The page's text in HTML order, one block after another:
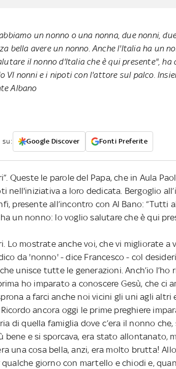
un nonno o una nonna, due nonni,
bella avere un nonno. Anche l'Italia ha un
il nonno d'Italia che è qui presente",
VI nonni e i nipoti con l'attore sul palco.
Albano
su: Google Discover Fonti Preferite
Queste le parole del Papa, che in Aula
nell'iniziativa a loro dedicata. Bergoglio
presente all’incontro con Al Bano: “Tutti
un nonno: lo voglio salutare che è qui
Lo mostrate anche voi, che vi migliorate a
da 'nonno' - dice Francesco - col
unisce tutte le generazioni. Anch’io l’ho
ho imparato a conoscere Gesù, che ci
a farci anche noi vicini gli uni agli altri
ancora oggi le prime preghiere
di quella famiglia dove c’era il nonno che,
bene e si sporcava, era stato allontanato,
una cosa bella, anzi, era molto brutta!
giorno con martello e chiodi e,